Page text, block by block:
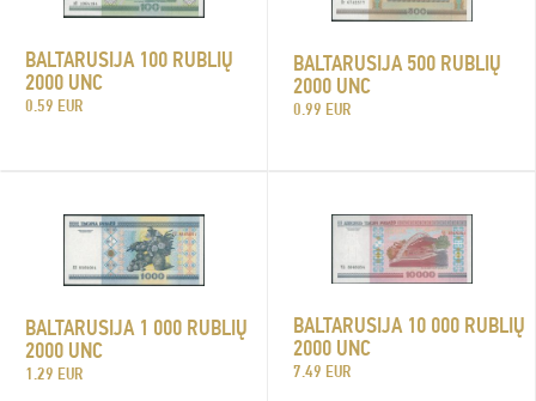
BALTARUSIJA 100 RUBLIŲ
2000 UNC
0.59 EUR
BALTARUSIJA 500 RUBLIŲ
2000 UNC
0.99 EUR
BALTARUSIJA 1 000 RUBLIŲ
2000 UNC
1.29 EUR
BALTARUSIJA 10 000 RUBLIŲ
2000 UNC
7.49 EUR